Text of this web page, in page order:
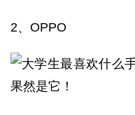
2、OPPO